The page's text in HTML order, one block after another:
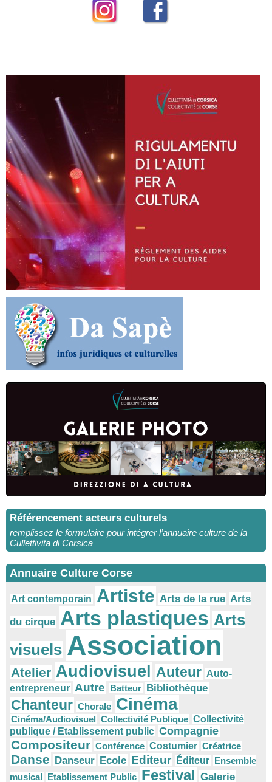
Référencement acteurs culturels
remplissez le formulaire pour intégrer l’annuaire culture de la
Cullettivita di Corsica
Annuaire Culture Corse
Art contemporain Artiste Arts de la rue Arts
du cirque Arts plastiques Arts
visuels Association
Atelier Audiovisuel Auteur Auto-
entrepreneur Autre Batteur Bibliothèque
Chanteur Chorale Cinéma
Cinéma/Audiovisuel Collectivité Publique Collectivité
publique / Etablissement public Compagnie
Compositeur Conférence Costumier Créatrice
Danse Danseur Ecole Editeur Éditeur Ensemble
musical Etablissement Public Festival Galerie